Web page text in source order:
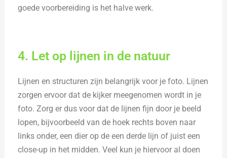
goede voorbereiding is het halve werk.
4. Let op lijnen in de natuur
Lijnen en structuren zijn belangrijk voor je foto. Lijnen
zorgen ervoor dat de kijker meegenomen wordt in je
foto. Zorg er dus voor dat de lijnen fijn door je beeld
lopen, bijvoorbeeld van de hoek rechts boven naar
links onder, een dier op de een derde lijn of juist een
close-up in het midden. Veel kun je hiervoor al doen